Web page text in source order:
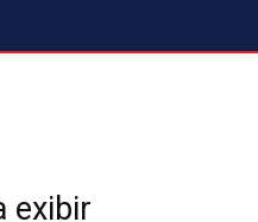
exibir